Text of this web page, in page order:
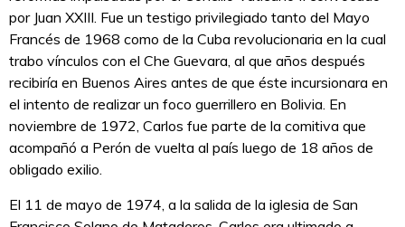
por Juan XXIII. Fue un testigo privilegiado tanto del Mayo
Francés de 1968 como de la Cuba revolucionaria en la cual
trabo vínculos con el Che Guevara, al que años después
recibiría en Buenos Aires antes de que éste incursionara en
el intento de realizar un foco guerrillero en Bolivia. En
noviembre de 1972, Carlos fue parte de la comitiva que
acompañó a Perón de vuelta al país luego de 18 años de
obligado exilio.
El 11 de mayo de 1974, a la salida de la iglesia de San